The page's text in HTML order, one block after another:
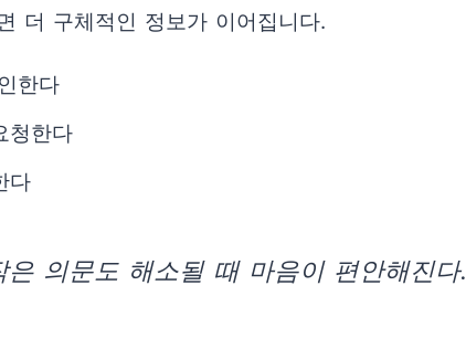
더 구체적인 정보가 이어집니다.
한다
청한다
다
의문도 해소될 때 마음이 편안해진다.